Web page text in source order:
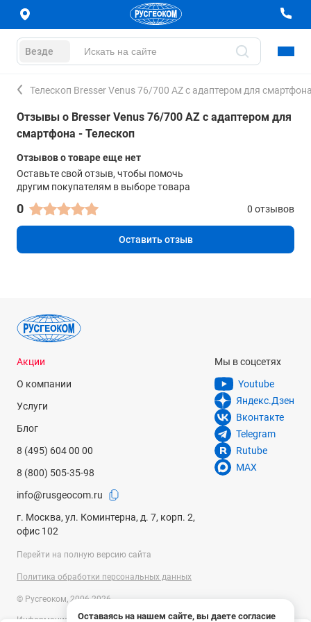
Везде
Телескоп Bresser Venus 76/700 AZ с адаптером для
Отзывы о Bresser Venus 76/700 AZ с адаптером для
смартфона - Телескоп
Отзывов о товаре еще нет
Оставьте свой отзыв, чтобы помочь
другим покупателям в выборе товара
0 0 отзывов
Оставить отзыв
Оставаясь на нашем сайте, вы даете согласие
Акции
О компании
Услуги
Блог
8 (495) 604 00 00
8 (800) 505-35-98
info@rusgeocom.ru
г. Москва, ул. Коминтерна, д. 7, корп. 2,
офис 102
Мы в соцсетях
Youtube
Яндекс.Дзен
Вконтакте
Telegram
Rutube
MAX
Перейти на полную версию сайта
Политика обработки персональных данных
© Русгеоком, 2006-2026
Информация на сайте носит справочный характер и не является